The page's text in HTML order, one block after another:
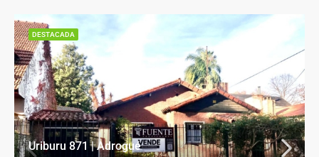
Uriburu 871 | Adrogué
DESTACADA